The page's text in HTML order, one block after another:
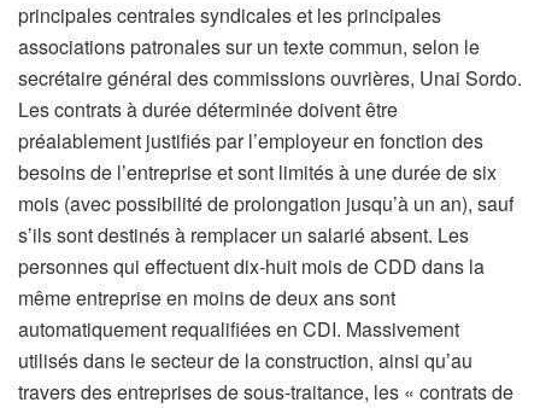
principales centrales syndicales et les principales
associations patronales sur un texte commun, selon le
secrétaire général des commissions ouvrières, Unai Sordo.
Les contrats à durée déterminée doivent être
préalablement justifiés par l’employeur en fonction des
besoins de l’entreprise et sont limités à une durée de six
mois (avec possibilité de prolongation jusqu’à un an), sauf
s’ils sont destinés à remplacer un salarié absent. Les
personnes qui effectuent dix-huit mois de CDD dans la
même entreprise en moins de deux ans sont
automatiquement requalifiées en CDI. Massivement
utilisés dans le secteur de la construction, ainsi qu’au
travers des entreprises de sous-traitance, les « contrats de